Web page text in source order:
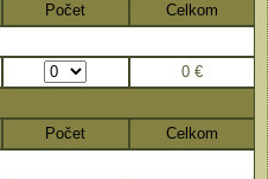
Počet
Celkom
0€
Počet
Celkom